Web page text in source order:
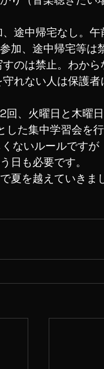
途中帰宅なし。午
加、途中帰宅等は
のは禁止。わから
れない人は保護者
回、火曜日と木曜
た集中学習会を行
ないルールですが
日も必要です。
夏を越えていきま